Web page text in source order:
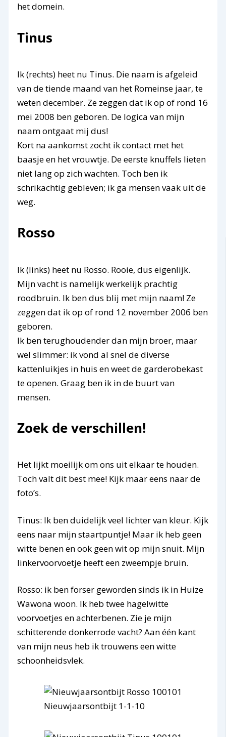
het domein.
Tinus
Ik (rechts) heet nu Tinus. Die naam is afgeleid
van de tiende maand van het Romeinse jaar, te
weten december. Ze zeggen dat ik op of rond 16
mei 2008 ben geboren. De logica van mijn
naam ontgaat mij dus!
Kort na aankomst zocht ik contact met het
baasje en het vrouwtje. De eerste knuffels lieten
niet lang op zich wachten. Toch ben ik
schrikachtig gebleven; ik ga mensen vaak uit de
weg.
Rosso
Ik (links) heet nu Rosso. Rooie, dus eigenlijk.
Mijn vacht is namelijk werkelijk prachtig
roodbruin. Ik ben dus blij met mijn naam! Ze
zeggen dat ik op of rond 12 november 2006 ben
geboren.
Ik ben terughoudender dan mijn broer, maar
wel slimmer: ik vond al snel de diverse
kattenluikjes in huis en weet de garderobekast
te openen. Graag ben ik in de buurt van
mensen.
Zoek de verschillen!
Het lijkt moeilijk om ons uit elkaar te houden.
Toch valt dit best mee! Kijk maar eens naar de
foto’s.
Tinus: Ik ben duidelijk veel lichter van kleur. Kijk
eens naar mijn staartpuntje! Maar ik heb geen
witte benen en ook geen wit op mijn snuit. Mijn
linkervoorvoetje heeft een zweempje bruin.
Rosso: ik ben forser geworden sinds ik in Huize
Wawona woon. Ik heb twee hagelwitte
voorvoetjes en achterbenen. Zie je mijn
schitterende donkerrode vacht? Aan één kant
van mijn neus heb ik trouwens een witte
schoonheidsvlek.
Nieuwjaarsontbijt 1-1-10